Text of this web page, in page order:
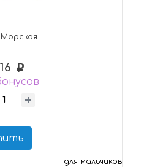
для мальчиков